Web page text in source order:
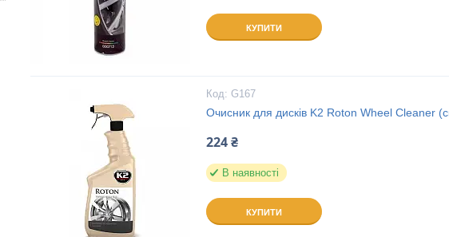
КУПИТИ
G167
Очисник для дисків K2 Roton Wheel Cleaner
224 ₴
В наявності
КУПИТИ